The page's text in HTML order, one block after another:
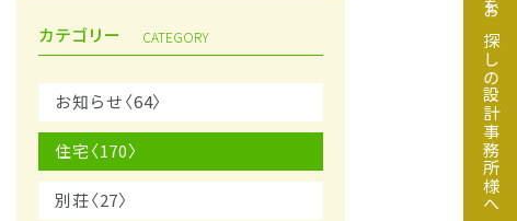
お探しの設計事務所様へ
カテゴリー CATEGORY
お知らせ〈64〉
住宅〈170〉
別荘〈27〉